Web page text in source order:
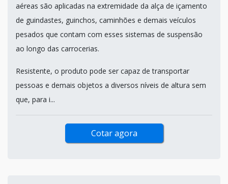
aéreas são aplicadas na extremidade da alça de içamento
de guindastes, guinchos, caminhões e demais veículos
pesados que contam com esses sistemas de suspensão
ao longo das carrocerias.
Resistente, o produto pode ser capaz de transportar
pessoas e demais objetos a diversos níveis de altura sem
que, para i...
Cotar agora